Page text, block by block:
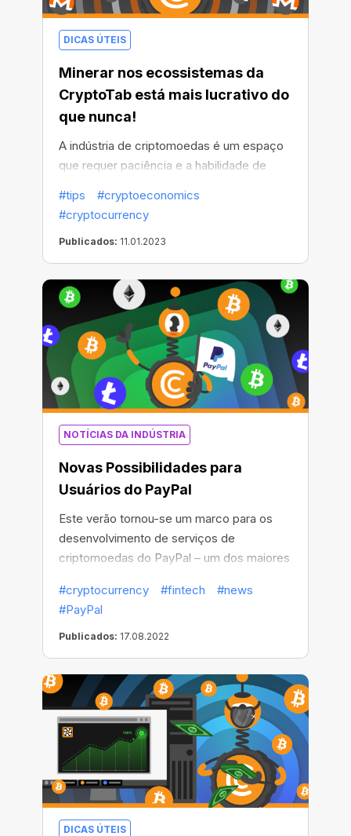
DICAS ÚTEIS
Minerar nos ecossistemas da
CryptoTab está mais lucrativo do
que nunca!
A indústria de criptomoedas é um espaço
que requer paciência e a habilidade de
começou com ótimas novidades para os
usuários da CryptoTab, porque a eficiência
da mineração no ecossistema cresceu de
uma forma incrível e continua a crescer!
#tips
#cryptoeconomics
#cryptocurrency
Publicados: 11.01.2023
NOTÍCIAS DA INDÚSTRIA
Novas Possibilidades para
Usuários do PayPal
Este verão tornou-se um marco para os
desenvolvimento de serviços de
criptomoedas do PayPal – um dos maiores
#cryptocurrency
#fintech
#news
#PayPal
Publicados: 17.08.2022
DICAS ÚTEIS